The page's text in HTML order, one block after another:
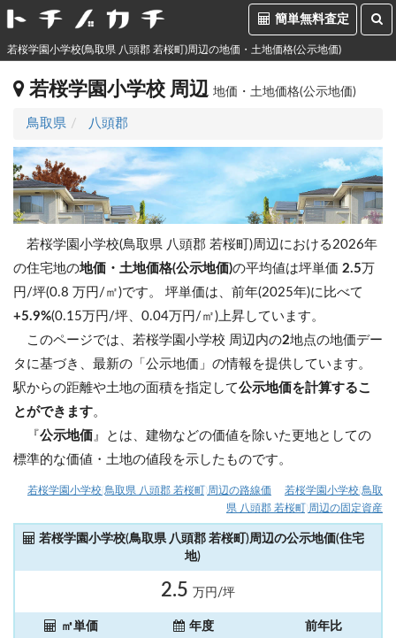
簡単無料査定
若桜学園小学校(鳥取県 八頭郡 若桜町)周辺の地価・土地価格(公示地価)
若桜学園小学校 周辺 地価・土地価格(公示地価)
鳥取県 八頭郡
若桜学園小学校(鳥取県 八頭郡 若桜町)周辺における2026年
の住宅地の地価・土地価格(公示地価)の平均値は坪単価 2.5万
円/坪(0.8 万円/㎡)です。 坪単価は、前年(2025年)に比べて
+5.9%(0.15万円/坪、0.04万円/㎡)上昇しています。
このページでは、若桜学園小学校 周辺内の2地点の地価デー
タに基づき、最新の「公示地価」の情報を提供しています。
駅からの距離や土地の面積を指定して公示地価を計算するこ
とができます。
『公示地価 』とは、建物などの価値を除いた更地としての
標準的な価値・土地の値段を示したものです。
若桜学園小学校(鳥取県 八頭郡 若桜町)周辺の路線価
若桜学園小学校(鳥取
県 八頭郡 若桜町)周辺の固定資産
若桜学園小学校(鳥取県 八頭郡 若桜町)周辺の公示地価(住宅
地)
2.5 万円/坪
㎡単価 年度 前年比